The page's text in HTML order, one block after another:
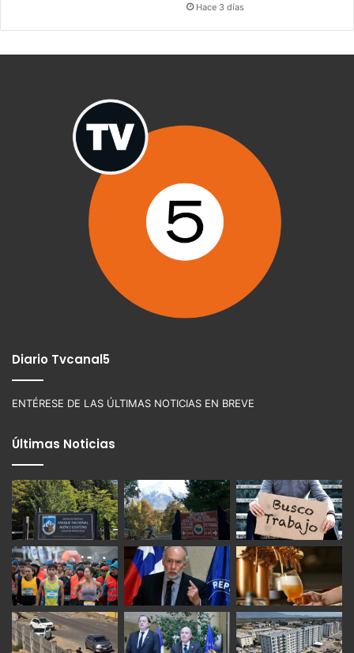
Hace 3 días
Diario Tvcanal5
ENTÉRESE DE LAS ÚLTIMAS NOTICIAS EN BREVE
Últimas Noticias